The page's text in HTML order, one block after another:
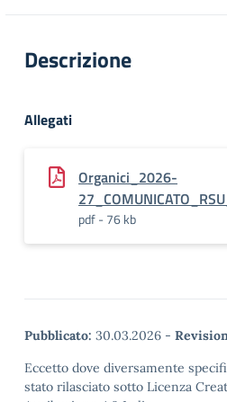
Descrizione
Allegati
Organici_2026-
pdf - 76 kb
Pubblicato: 30.03.2026 -
Eccetto dove diversamente
stato rilasciato sotto Licenza